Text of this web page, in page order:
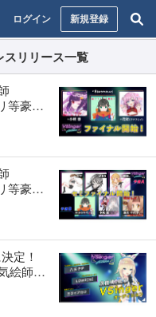
ログイン 新規登録
スリリース一覧
等豪華
！
等豪華
始
定！
絵師